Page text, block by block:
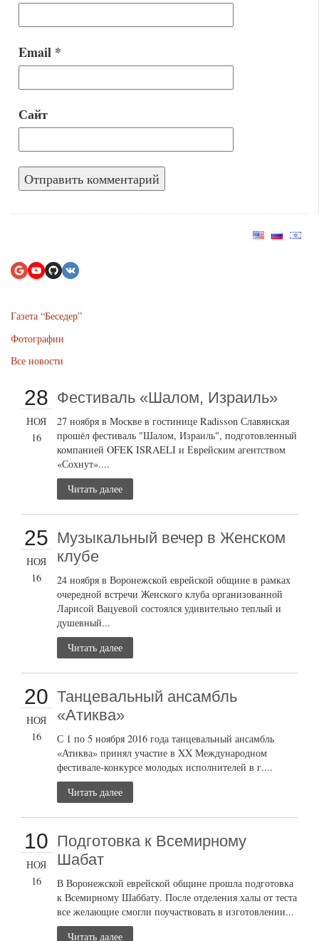
Email *
Сайт
Газета “Беседер”
Фотографии
Все новости
28
НОЯ
16
Фестиваль «Шалом, Израиль»
27 ноября в Москве в гостинице Radisson Славянская
прошёл фестиваль "Шалом, Израиль", подготовленный
компанией OFEK ISRAELI и Еврейским агентством
«Сохнут»....
Читать далее
25
НОЯ
16
Музыкальный вечер в Женском
клубе
24 ноября в Воронежской еврейской общине в рамках
очередной встречи Женского клуба организованной
Ларисой Вацуевой состоялся удивительно теплый и
душевный...
Читать далее
20
НОЯ
16
Танцевальный ансамбль
«Атиква»
С 1 по 5 ноября 2016 года танцевальный ансамбль
«Атиква» принял участие в XX Международном
фестивале-конкурсе молодых исполнителей в г....
Читать далее
10
НОЯ
16
Подготовка к Всемирному
Шабат
В Воронежской еврейской общине прошла подготовка
к Всемирному Шаббату. После отделения халы от теста
все желающие смогли поучаствовать в изготовлении...
Читать далее